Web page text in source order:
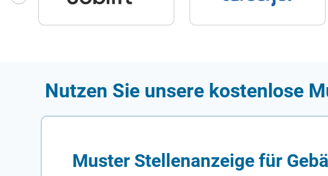
Nutzen Sie unsere kostenlose
Muster Stellenanzeige für